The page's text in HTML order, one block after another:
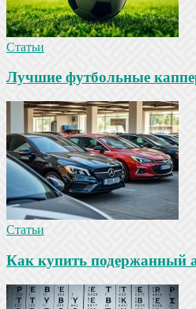
Статьи
Лучшие футбольные
Статьи
Как купить подержанный